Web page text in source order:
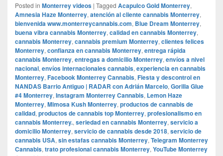
Posted in Monterrey videos | Tagged Acapulco Gold Monterrey,
Amnesia Haze Monterrey, atención al cliente cannabis Monterrey,
bienvenida www.monterreycannabis.com, Blue Dream Monterrey,
buena vibra cannabis Monterrey, calidad en cannabis Monterrey,
cannabis Monterrey, cannabis premium Monterrey, clientes felices
Monterrey, confianza en cannabis Monterrey, entrega rápida
cannabis Monterrey, entregas a domicilio Monterrey, envíos a nivel
nacional, envíos internacionales cannabis, experiencia en cannabis
Monterrey, Facebook Monterrey Cannabis, Fiesta y descontrol en
NANDAS Barrio Antiguo | RADAR con Adrián Marcelo, Gorilla Glue
#4 Monterrey, Instagram Monterrey Cannabis, Lemon Haze
Monterrey, Mimosa Kush Monterrey, productos de cannabis de
calidad, productos de cannabis top Monterrey, profesionalismo en
cannabis Monterrey., seriedad en cannabis Monterrey, servicio a
domicilio Monterrey, servicio de cannabis desde 2018, servicio de
cannabis USA, sin estafas cannabis Monterrey, Telegram Monterrey
Cannabis, trato profesional cannabis Monterrey, YouTube Monterrey